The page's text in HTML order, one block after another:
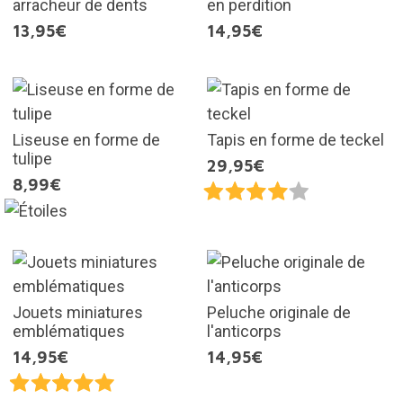
arracheur de dents
13,95€
en perdition
14,95€
Liseuse en forme de
tulipe
8,99€
Tapis en forme de teckel
29,95€
Jouets miniatures
emblématiques
14,95€
Peluche originale de
l'anticorps
14,95€